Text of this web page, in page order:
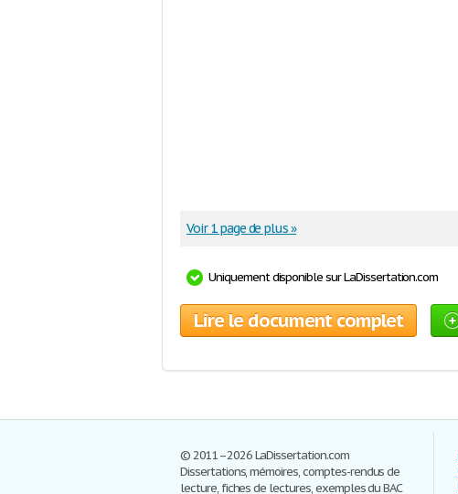
Voir 1 page de plus »
Uniquement disponible sur LaDissertation.com
Lire le document complet
© 2011–2026 LaDissertation.com
Dissertations, mémoires, comptes-rendus de
lecture, fiches de lectures, exemples du BAC